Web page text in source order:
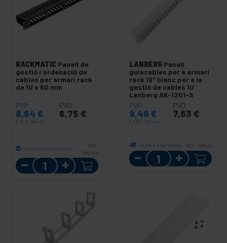
RACKMATIC Panell de
gestió i ordenació de
cables per armari rack
de 1U x 60 mm
PVP
8,64 €
8,64 € IVA inc.
PVD
6,75 €
Lliurament immediat
REF:
RM034
Quantitat
LANBERG Panell
guiacables per a armari
rack 19" blanc per a la
gestió de cables 1U
Lanberg AK-1201-S
PVP
9,46 €
9,46 € IVA inc.
PVD
7,63 €
De 3 a 5 dies hàbils REF: RM141
Quantitat